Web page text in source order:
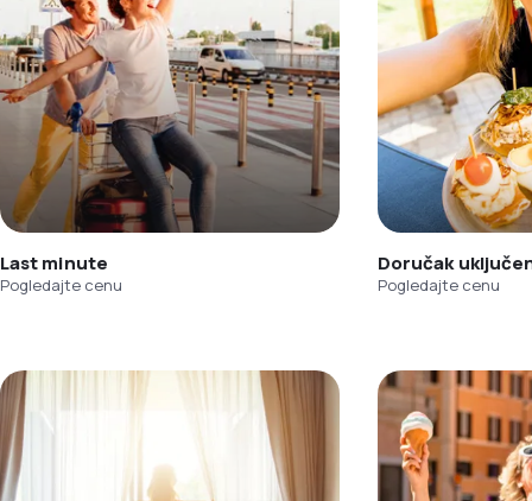
Last minute
Pogledajte cenu
Doručak
Pogledajte cenu